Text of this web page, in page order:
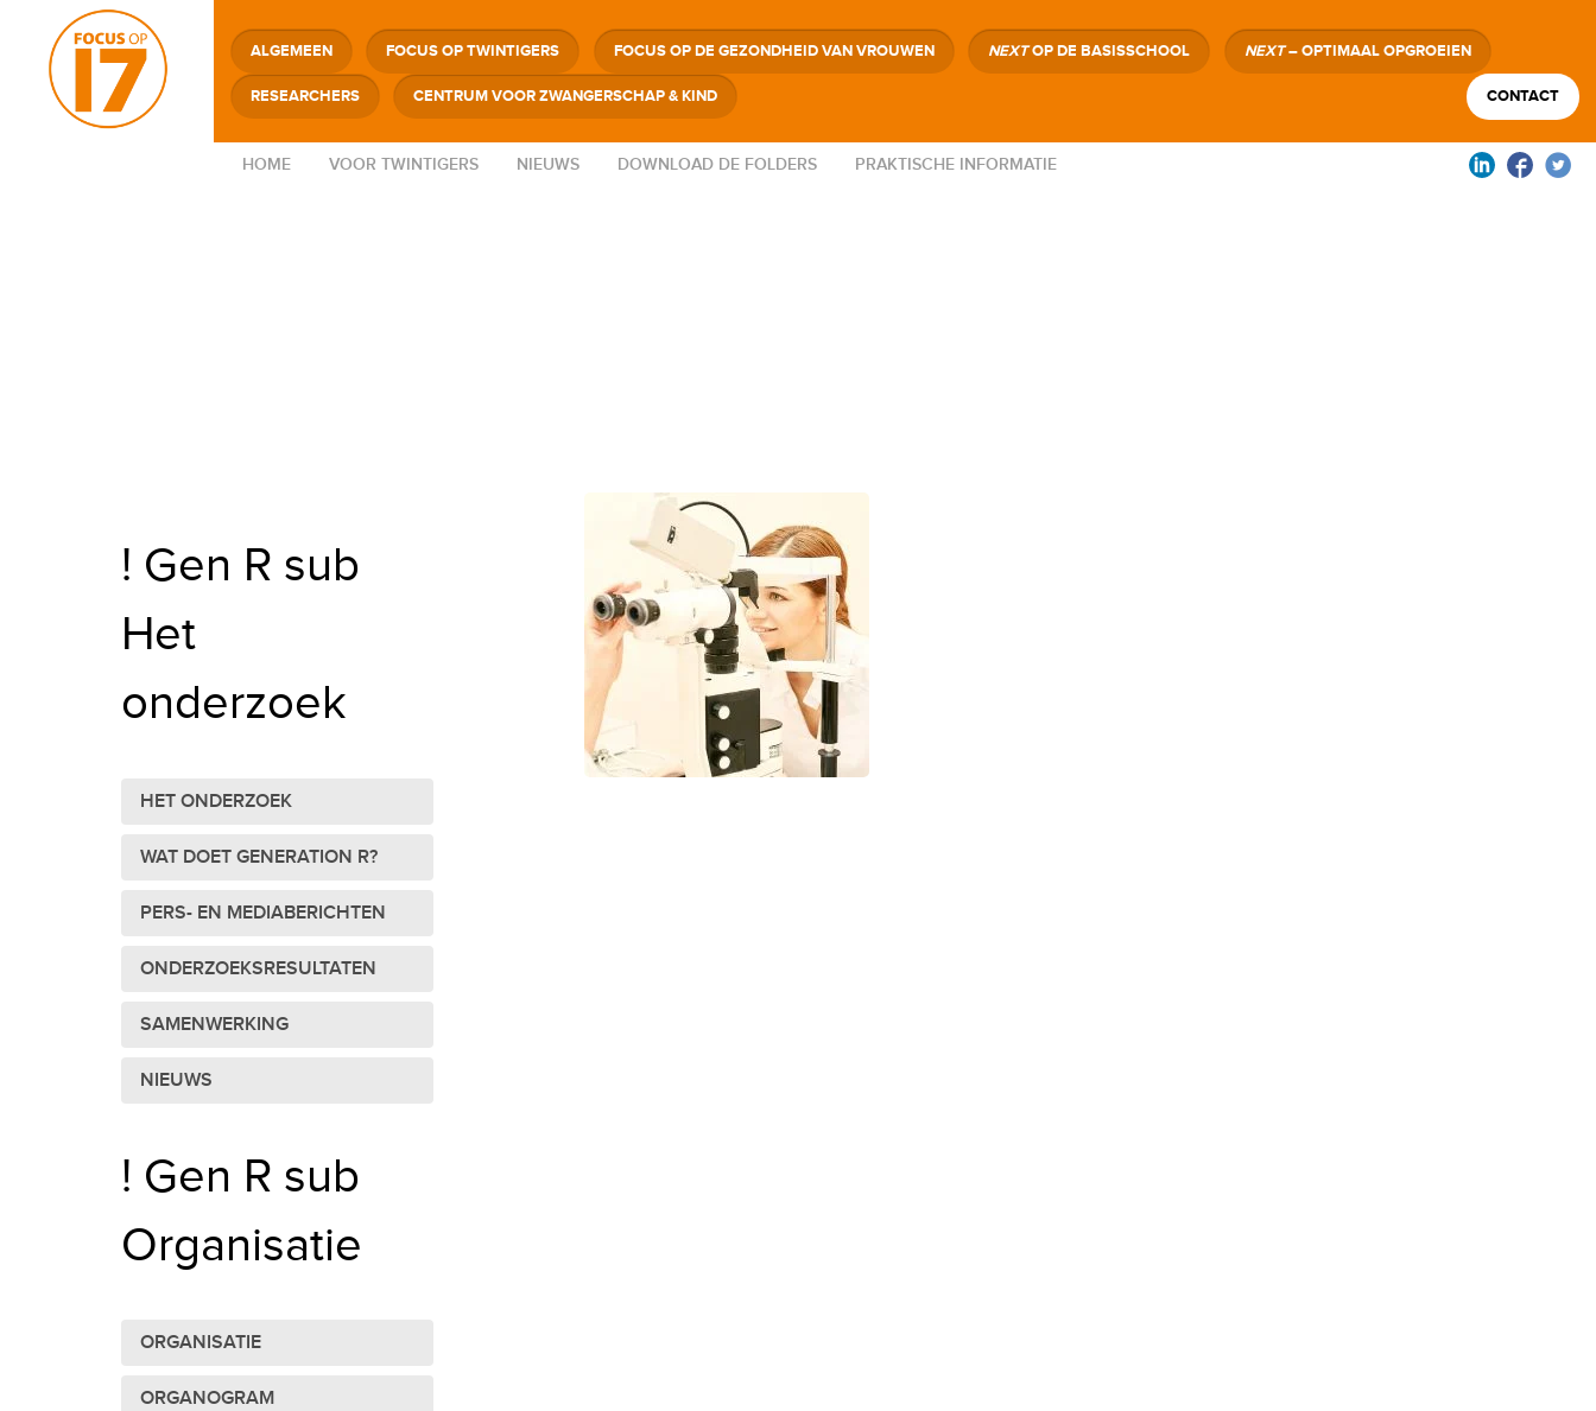
ALGEMEEN FOCUS OP TWINTIGERS FOCUS OP DE GEZONDHEID VAN VROUWEN NEXTOP DE BASISSCHOOL NEXT– OPTIMAAL OPGROEIEN
RESEARCHERS CENTRUM VOOR ZWANGERSCHAP & KIND CONTACT
HOME VOOR TWINTIGERS NIEUWS DOWNLOAD DE FOLDERS PRAKTISCHE INFORMATIE
! Gen R sub
Het
onderzoek
HET ONDERZOEK
WAT DOET GENERATION R?
PERS- EN MEDIABERICHTEN
ONDERZOEKSRESULTATEN
SAMENWERKING
NIEUWS
! Gen R sub
Organisatie
ORGANISATIE
ORGANOGRAM